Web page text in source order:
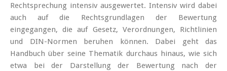
Rechtsprechung intensiv ausgewertet. Intensiv wird dabei
auch auf die Rechtsgrundlagen der Bewertung
eingegangen, die auf Gesetz, Verordnungen, Richtlinien
und DIN-Normen beruhen können. Dabei geht das
Handbuch über seine Thematik durchaus hinaus, wie sich
etwa bei der Darstellung der Bewertung nach der